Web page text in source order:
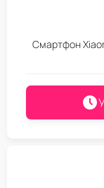
Смартфон